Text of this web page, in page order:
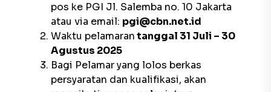
pos ke PGI Jl. Salemba no. 10 Jakarta
atau via email: pgi@cbn.net.id
Waktu pelamarantanggal 31 Juli – 30
Agustus 2025
Bagi Pelamar yang lolos berkas
persyaratan dan kualifikasi, akan